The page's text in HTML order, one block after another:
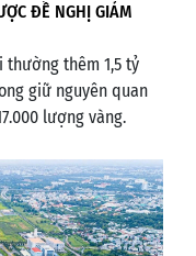
ĐỀ NGHỊ GIẢM
thường thêm 1,5 tỷ
giữ nguyên quan
lượng vàng.